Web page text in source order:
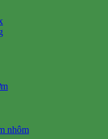
nhôm